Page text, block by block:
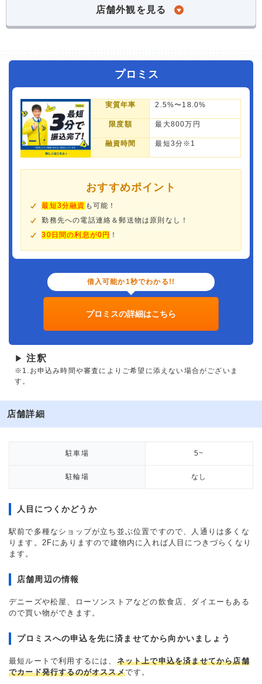
店舗外観を見る
プロミス
実質年率 2.5%〜18.0%
限度額 最大800万円
融資時間 最短3分※1
おすすめポイント
最短3分融資 も可能！
勤務先への電話連絡＆郵送物は原則なし！
30日間の利息が0円 ！
借入可能か1秒でわかる!!
プロミスの詳細はこちら
▶ 注釈
※1.お申込み時間や審査によりご希望に添えない場合がございま
す。
店舗詳細
駐車場 5~
駐輪場 なし
人目につくかどうか
駅前で多種なショップが立ち並ぶ位置ですので、人通りは多くな
ります。2Fにありますので建物内に入れば人目につきづらくなり
ます。
店舗周辺の情報
デニーズや松屋、ローソンストアなどの飲食店、ダイエーもある
ので買い物ができます。
プロミスへの申込を先に済ませてから向かいましょう
最短ルートで利用するには、 ネット上で申込を済ませてから店舗
でカード発行するのがオススメです。